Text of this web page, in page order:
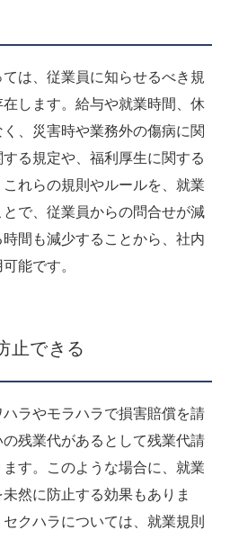
は、従業員に知らせるべき規
します。給与や就業時間、休
、災害時や業務外の傷病に関
る規定や、福利厚生に関する
れらの規則やルールを、就業
で、従業員からの問合せが減
間も減少することから、社内
能です。
止できる
ラやモラハラで損害賠償を請
残業代があるとして残業代請
す。このような場合に、就業
然に防止する効果もありま
クハラについては、就業規則